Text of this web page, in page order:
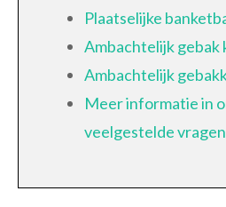
Plaatselijke
Ambachtelijk gebak
Ambachtelijk
Meer informatie in
veelgestelde vragen